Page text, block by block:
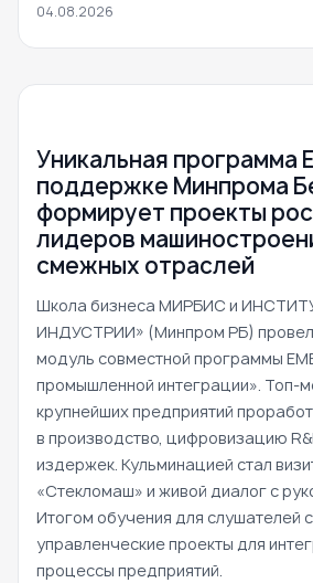
04.08.2026
Уникальная программа
поддержке Минпрома
формирует проекты
лидеров
смежных отраслей
Школа бизнеса МИРБИС и
ИНДУСТРИИ» (Минпром РБ)
модуль совместной программы
промышленной интеграции». Топ-
крупнейших предприятий
в производство, цифровизацию
издержек. Кульминацией стал
«Стекломаш» и живой диалог с
Итогом обучения для слушателей
управленческие проекты для
процессы предприятий.